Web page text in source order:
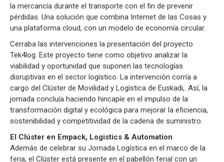
la mercancía durante el transporte con el fin de prevenir
pérdidas. Una solución que combina Internet de las Cosas y
una plataforma cloud, con un modelo de economía circular.
Cerraba las intervenciones la presentación del proyecto
Tek4log. Este proyecto tiene como objetivo analizar la
viabilidad y oportunidad que suponen las tecnologías
disruptivas en el sector logístico. La intervención corría a
cargo del Clúster de Movilidad y Logística de Euskadi,. Así, la
jornada concluía haciendo hincapíe en el impulso de la
transformación digital y ecológica para mejorar la eficiencia,
sostenibilidad y competitividad de la cadena de suministro.
El Clúster en Empack, Logistics & Automation
Además de celebrar su Jornada Logística en el marco de la
feria, el Clúster está presente en el pabellón ferial con un